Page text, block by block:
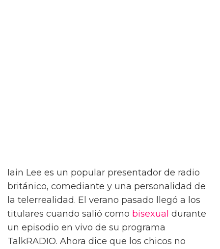
Iain Lee es un popular presentador de radio
británico, comediante y una personalidad de
la telerrealidad. El verano pasado llegó a los
titulares cuando salió como bisexual durante
un episodio en vivo de su programa
TalkRADIO. Ahora dice que los chicos no